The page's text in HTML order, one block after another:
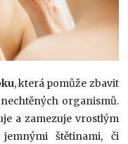
, která pomůže zbavit
organismů.
a zamezuje vrostlým
štětinami, či